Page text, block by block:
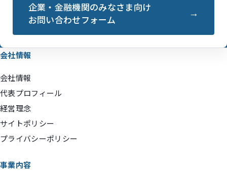
企業・金融機関のみなさま向け
お問い合わせフォーム
会社情報
会社情報
代表プロフィール
経営理念
サイトポリシー
プライバシーポリシー
事業内容